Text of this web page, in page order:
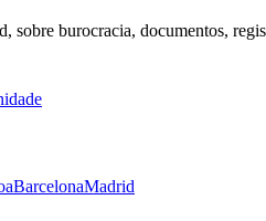
sobre burocracia, documentos,
BarcelonaMadrid